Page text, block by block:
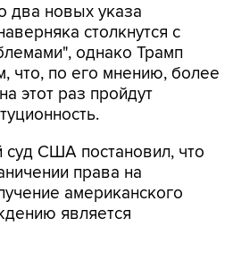
два новых указа
столкнутся с
однако Трамп
что, по его мнению, более
этот раз пройдут
США постановил, что
права на
американского
является